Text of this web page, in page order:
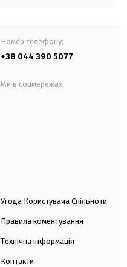
Номер телефону:
+38 044 390 5077
Ми в соцмережах:
Угода Користувача Спільноти
Правила коментування
Технічна інформація
Контакти